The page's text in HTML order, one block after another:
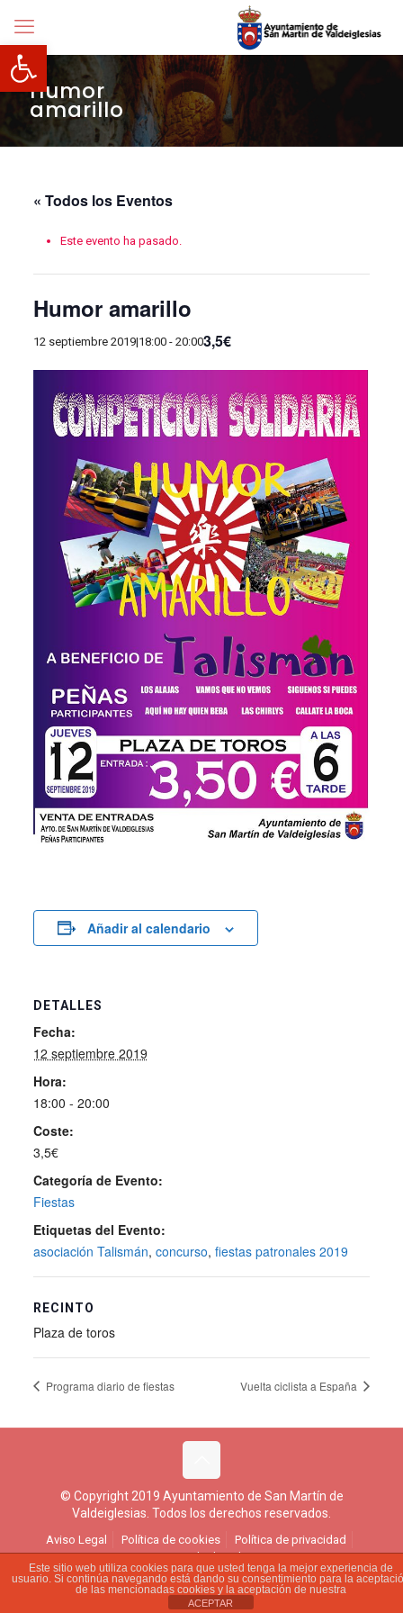
Abrir barra de herramientas
Humor
amarillo
« Todos los Eventos
Este evento ha pasado.
Humor amarillo
12 septiembre 2019|18:00- 20:003,5€
Añadir al calendario
DETALLES
Fecha:
12 septiembre 2019
Hora:
18:00 - 20:00
Coste:
3,5€
Categoría de Evento:
Fiestas
Etiquetas del Evento:
asociación Talismán, concurso, fiestas patronales 2019
RECINTO
Plaza de toros
Programa diario de fiestas Vuelta ciclista a España
© Copyright 2019 Ayuntamiento de San Martín de
Valdeiglesias. Todos los derechos reservados.
Aviso Legal Política de cookies
Política de privacidad
Ejercicio de derechos
Este sitio web utiliza cookies para que usted tenga la mejor experiencia de
usuario. Si continúa navegando está dando su consentimiento para la
de las mencionadas cookies y la aceptación de nuestra
ACEPTAR